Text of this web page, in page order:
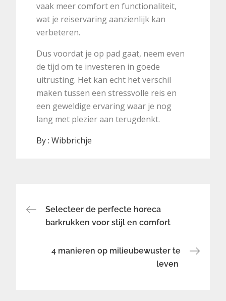
vaak meer comfort en functionaliteit,
wat je reiservaring aanzienlijk kan
verbeteren.
Dus voordat je op pad gaat, neem even
de tijd om te investeren in goede
uitrusting. Het kan echt het verschil
maken tussen een stressvolle reis en
een geweldige ervaring waar je nog
lang met plezier aan terugdenkt.
By :Wibbrichje
Post
Selecteer de perfecte horeca
barkrukken voor stijl en comfort
4 manieren op milieubewuster te
leven